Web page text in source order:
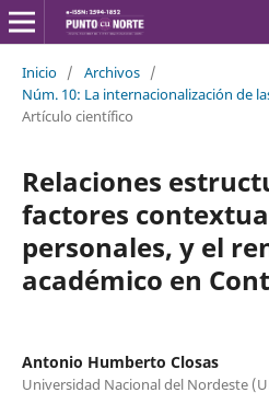
Inicio / Archivos /
Núm. 10: La internacionalización de
Artículo científico
Relaciones
factores
personales, y el
académico en
Antonio Humberto Closas
Universidad Nacional del Nordeste